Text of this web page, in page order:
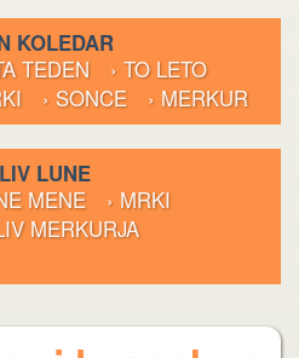
KOLEDAR
TEDEN
› TO LETO
› SONCE › MERKUR
LUNE
MENE
› MRKI
MERKURJA